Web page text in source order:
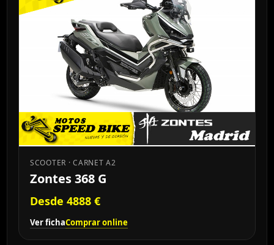
SCOOTER · CARNET A2
Zontes 368 G
Desde 4888 €
Ver fichaComprar online